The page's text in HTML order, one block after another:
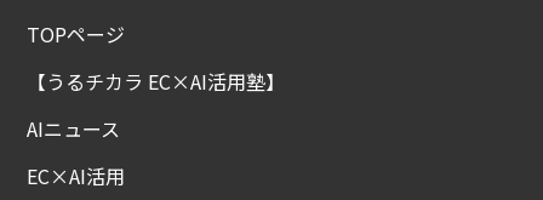
TOPページ
【うるチカラ EC×AI活用塾】
AIニュース
EC×AI活用